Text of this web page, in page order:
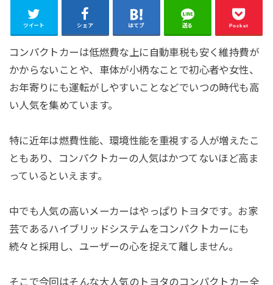
ツイート シェア はてブ 送る Pocket
コンパクトカーは低燃費な上に自動車税も安く維持費が
かからないことや、車体が小柄なことで初心者や女性、
お年寄りにも運転がしやすいことなどでいつの時代も高
い人気を集めています。
特に近年は燃費性能、環境性能を重視する人が増えたこ
ともあり、コンパクトカーの人気はかつてないほど高ま
っているといえます。
中でも人気の高いメーカーはやっぱりトヨタです。お家
芸であるハイブリッドシステムをコンパクトカーにも
続々と採用し、ユーザーの心を捉えて離しません。
そこで今回はそんな大人気のトヨタのコンパクトカー全